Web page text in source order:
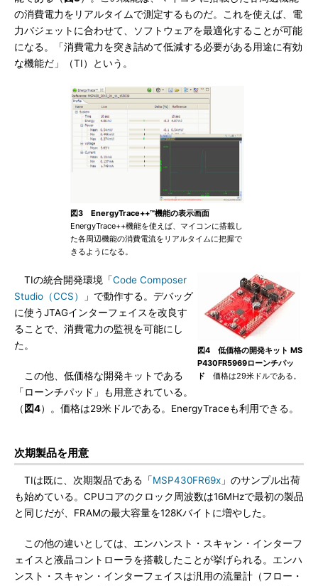
の消費電力をリアルタイムで測定するものだ。これを使えば、電
力バジェットに合わせて、ソフトウェアを最適化することが可能
になる。「消費電力を突き詰めて低減する必要がある用途に有効
な機能だ」（TI）という。
図3 EnergyTrace++™機能の表示画面
EnergyTrace++機能を使えば、マイコンに搭載し
た各周辺機能の消費電流をリアルタイムに把握で
きるようになる。
図4 低価格の開発キット MS
P430FR5969ローンチパッ
ド 価格は29米ドルである。
TIの統合開発環境「Code Composer
Studio（CCS）
」で動作する。デバッグ
に使うJTAGインターフェイスを改良す
ることで、消費電力の監視を可能にし
た。
この他、低価格な開発キットである
「ローンチパッド」も用意されている。
（ 図4）。価格は29米ドルである。EnergyTraceも利用できる。
次期製品を用意
TIは既に、次期製品である「MSP430FR69x 」のサンプル出荷
も始めている。CPUコアのクロック周波数は16MHzで最初の製品
と同じだが、FRAMの最大容量を128Kバイトに増やした。
この他の違いとしては、エンハンスト・スキャン・インターフ
ェイスと液晶コントローラを搭載したことが挙げられる。エンハ
ンスト・スキャン・インターフェイスは汎用の流量計（フロー・